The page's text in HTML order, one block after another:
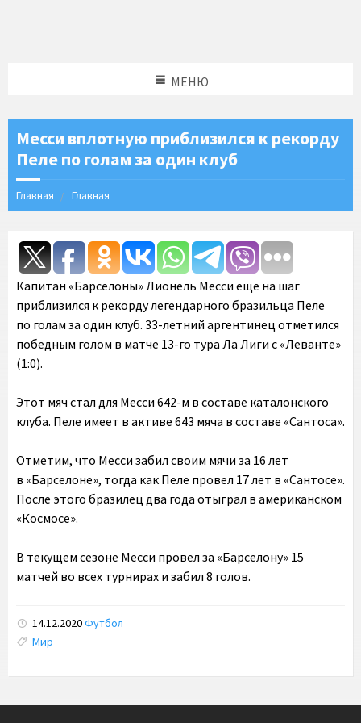
МЕНЮ
Месси вплотную приблизился к рекорду
Пеле по голам за один клуб
Главная Главная
Капитан «Барселоны» Лионель Месси еще на шаг
приблизился к рекорду легендарного бразильца Пеле
по голам за один клуб. 33-летний аргентинец отметился
победным голом в матче 13-го тура Ла Лиги с «Леванте»
(1:0).
Этот мяч стал для Месси 642-м в составе каталонского
клуба. Пеле имеет в активе 643 мяча в составе «Сантоса».
Отметим, что Месси забил своим мячи за 16 лет
в «Барселоне», тогда как Пеле провел 17 лет в «Сантосе».
После этого бразилец два года отыграл в американском
«Космосе».
В текущем сезоне Месси провел за «Барселону» 15
матчей во всех турнирах и забил 8 голов.
14.12.2020Футбол
Tags:
Мир